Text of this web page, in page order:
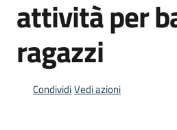
locali
attività per
ragazzi
CondividiVedi azioni